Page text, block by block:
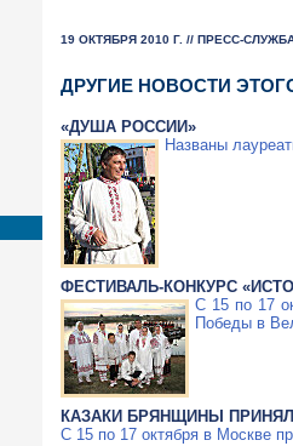
19 ОКТЯБРЯ 2010 Г. // ПРЕСС-
ДРУГИЕ НОВОСТИ
«ДУША РОССИИ»
Названы
ФЕСТИВАЛЬ-КОНКУРС
С 15 по 17
Победы в
КАЗАКИ БРЯНЩИНЫ
С 15 по 17 октября в Москве